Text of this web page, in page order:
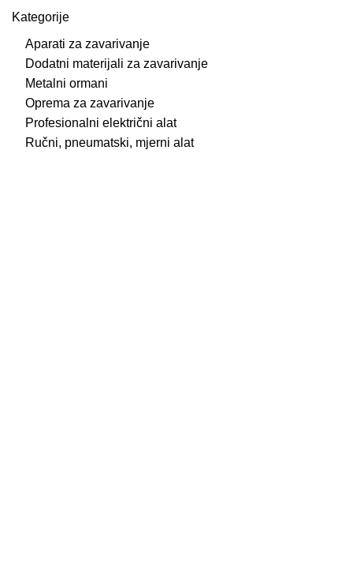
Kategorije
Aparati za zavarivanje
Dodatni materijali za zavarivanje
Metalni ormani
Oprema za zavarivanje
Profesionalni električni alat
Ručni, pneumatski, mjerni alat